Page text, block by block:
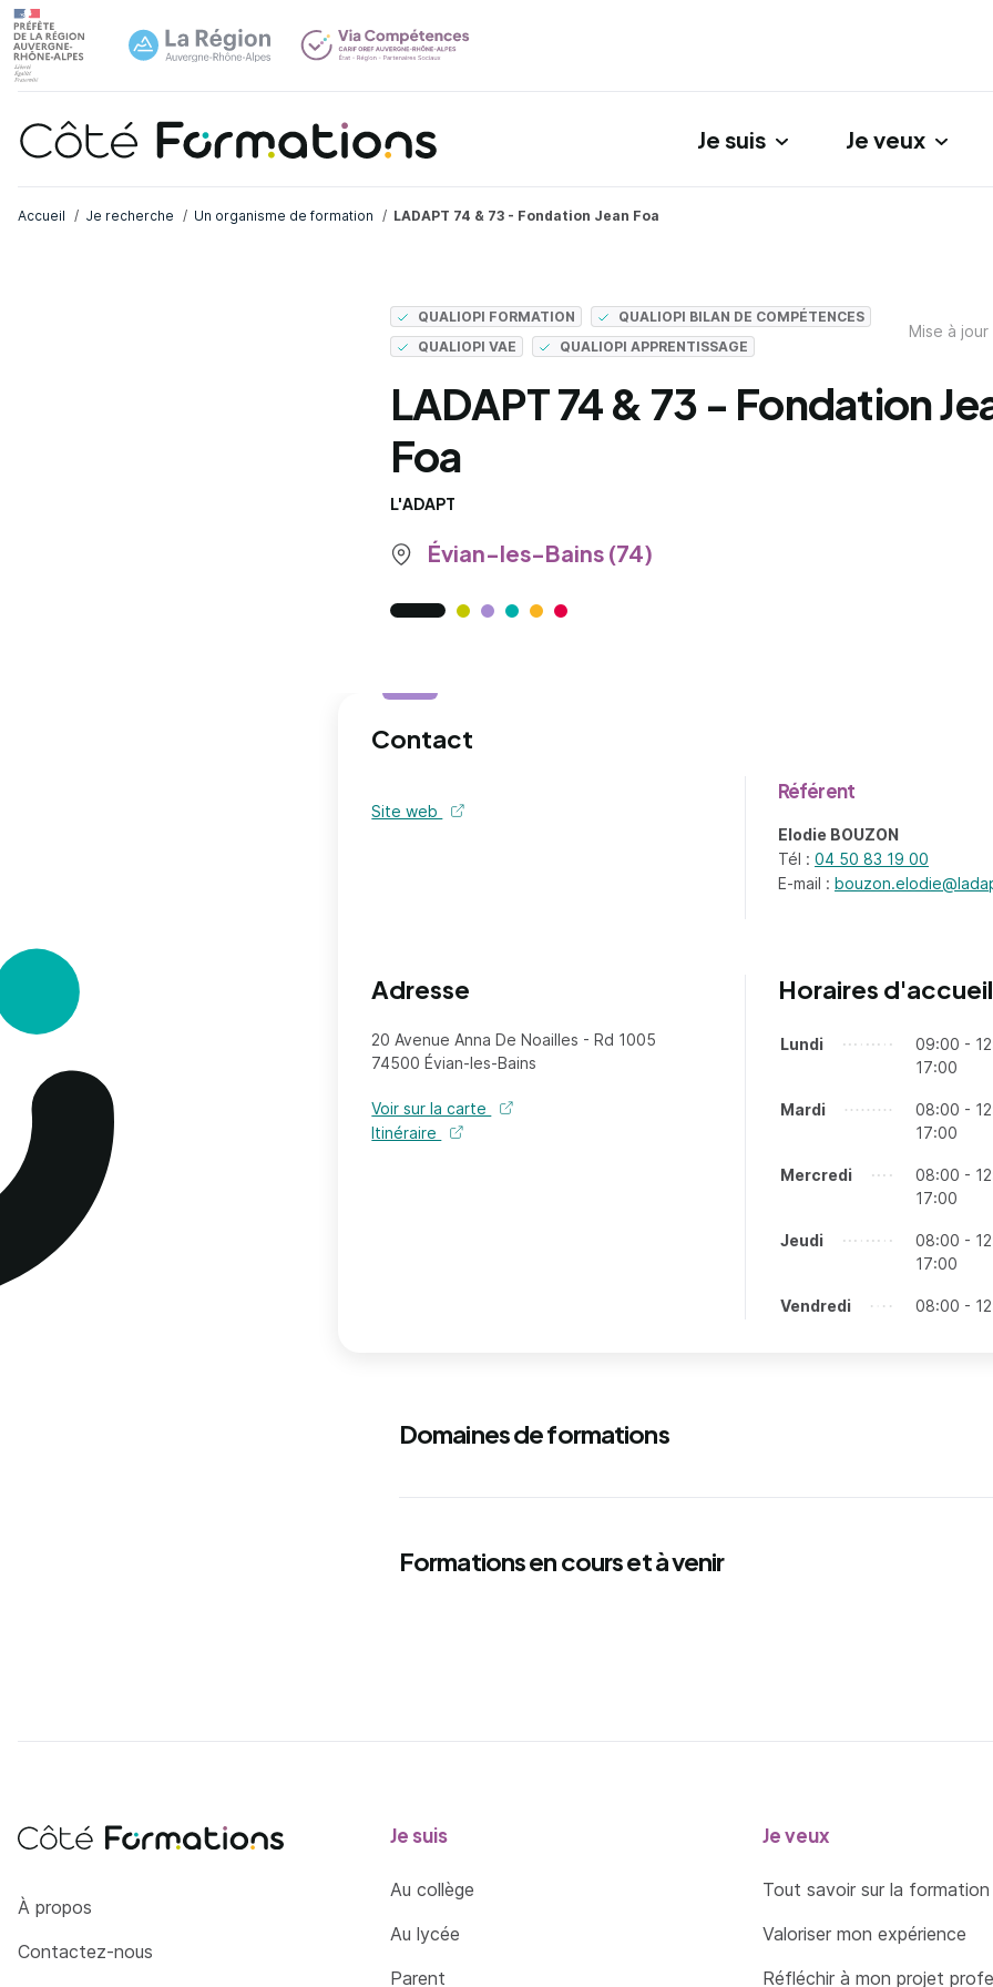
Je suis Je veux
Accueil Je recherche Un organisme de formation LADAPT 74 & 73 - Fondation Jean Foa
QUALIOPI FORMATION
QUALIOPI BILAN DE COMPÉTENCES
QUALIOPI VAE
QUALIOPI APPRENTISSAGE
Mise à jour
LADAPT 74 & 73 - Fondation
Foa
L'ADAPT
Évian-les-Bains (74)
Contact
Site web de l'organisme - nouvel onglet
Référent
Elodie BOUZON
Tél : 04 50 83 19 00
E-mail :
Adresse
20 Avenue Anna De Noailles - Rd 1005
74500 Évian-les-Bains
Voir sur la carte
Itinéraire
Horaires d'accueil
Jours Tranches horaires
Lundi
09:00 -
17:00
Mardi
08:00 -
17:00
Mercredi
08:00 -
17:00
Jeudi
08:00 -
17:00
Vendredi 08:00 -
Domaines de formations
Formations en cours et à venir
Côté Formations
À propos
Contactez-nous
Je suis
Au collège
Au lycée
Parent
Je veux
Tout savoir sur la formation
Valoriser mon expérience
Réfléchir à mon projet